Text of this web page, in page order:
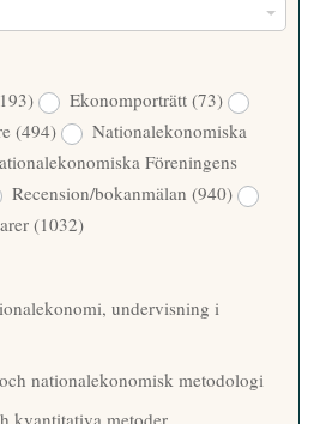
Ekonomporträtt(73)
(494)
Nationalekonomiska
Föreningens
Recension/bokanmälan(940)
(1032)
undervisning i
nationalekonomisk metodologi